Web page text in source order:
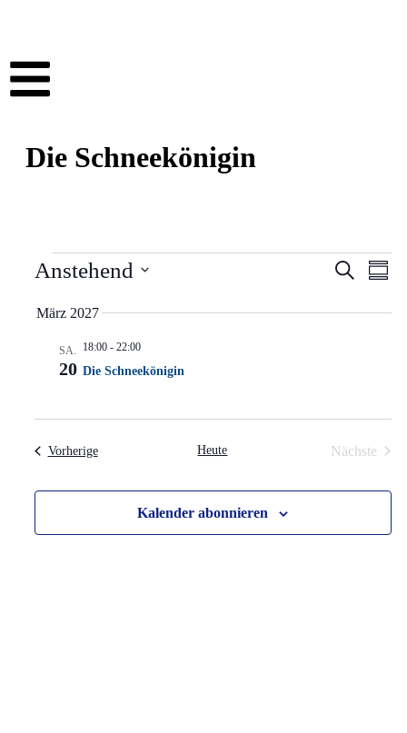
Die Schneekönigin
und
Suche
Anstehend
auswählen.
März 2027
SA.
20
18:00- 22:00
Die Schneekönigin
VorherigeVeranstaltungen Heute Nächste
Kalender abonnieren